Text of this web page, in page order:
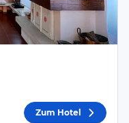
Zum Hotel